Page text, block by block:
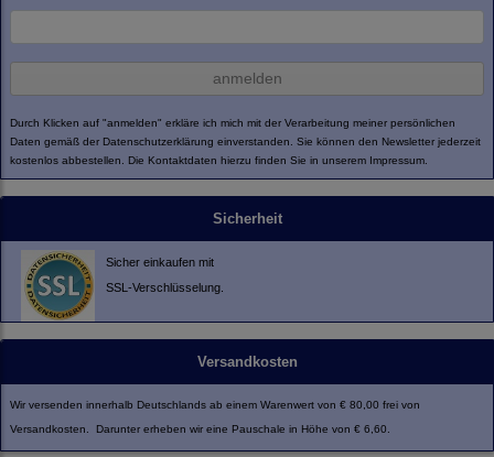
anmelden
Durch Klicken auf "anmelden" erkläre ich mich mit der Verarbeitung meiner persönlichen
Daten gemäß der Datenschutzerklärung einverstanden. Sie können den Newsletter jederzeit
kostenlos abbestellen. Die Kontaktdaten hierzu finden Sie in unserem Impressum.
Sicherheit
Sicher einkaufen mit
SSL-Verschlüsselung.
Versandkosten
Wir versenden innerhalb Deutschlands ab einem Warenwert von € 80,00 frei von
Versandkosten. Darunter erheben wir eine Pauschale in Höhe von € 6,60.